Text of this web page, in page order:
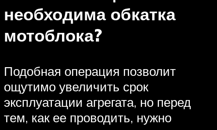
необходима обкатка
мотоблока?
Подобная операция позволит
ощутимо увеличить срок
эксплуатации агрегата, но перед
тем, как ее проводить, нужно